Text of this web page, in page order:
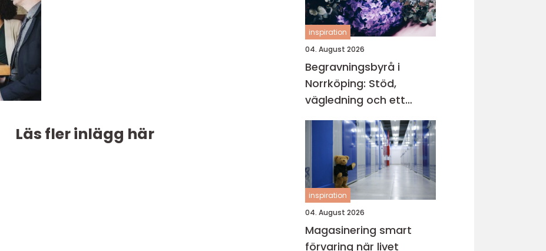
Läs fler inlägg här
inspiration
04. August 2026
Begravningsbyrå i
Norrköping: Stöd,
vägledning och ett
värdigt avsked
inspiration
04. August 2026
Magasinering smart
förvaring när livet